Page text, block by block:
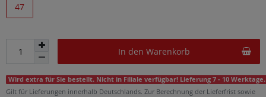
47
In den Warenkorb
Wird extra für Sie bestellt. Nicht in Filiale verfügbar! Lieferung 7 - 10 Werktage.
Gilt für Lieferungen innerhalb Deutschlands. Zur Berechnung der Lieferfrist sowie